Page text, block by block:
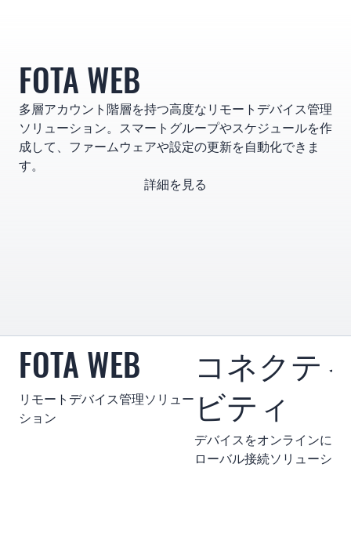
FOTA WEB
多層アカウント階層を持つ高度なリモートデバイス管理
ソリューション。スマートグループやスケジュールを作
成して、ファームウェアや設定の更新を自動化できま
す。
詳細を見る
FOTA WEB
リモートデバイス管理ソリュー
ション
コネクテ
ビティ
デバイスをオンラインに保
ローバル接続ソリューショ